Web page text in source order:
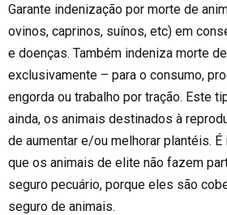
Garante indenização por morte de
ovinos, caprinos, suínos, etc) em
e doenças. Também indeniza morte
exclusivamente – para o consumo,
engorda ou trabalho por tração. Este
ainda, os animais destinados à
de aumentar e/ou melhorar plantéis.
que os animais de elite não fazem
seguro pecuário, porque eles são
seguro de animais.